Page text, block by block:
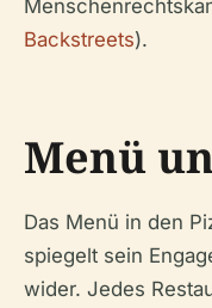
Backstreets).
Menü
Das Menü in den
spiegelt sein
wider. Jedes